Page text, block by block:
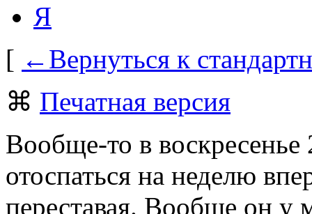
Я
[ ←Вернуться к
⌘ Печатная версия
Вообще-то в воскресенье
отоспаться на неделю
переставая. Вообще он у